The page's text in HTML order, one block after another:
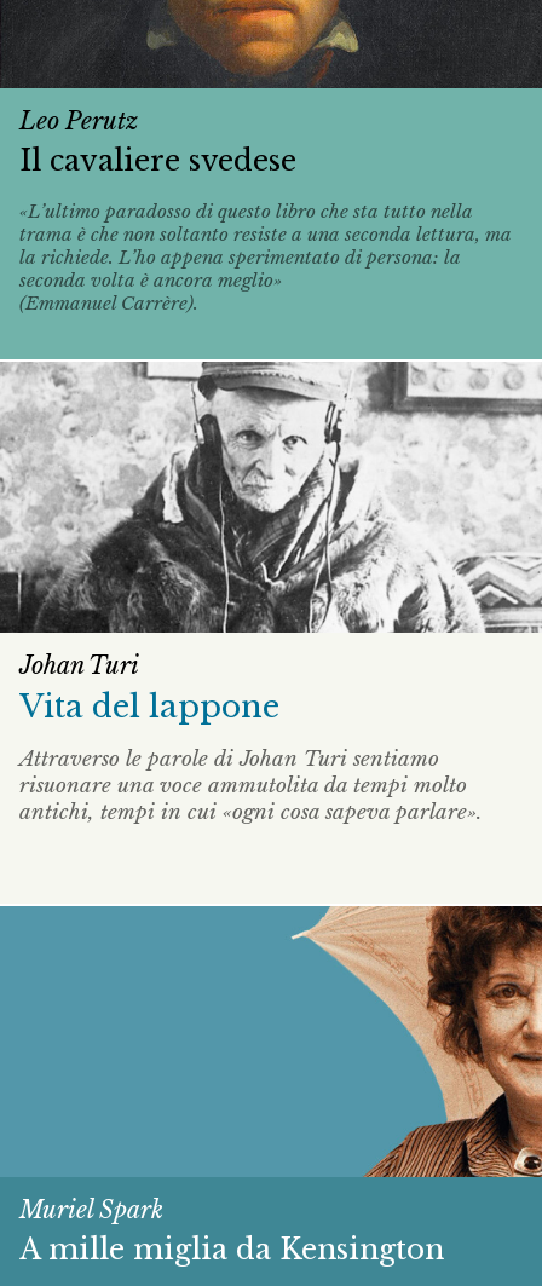
Leo Perutz
Il cavaliere svedese
«L’ultimo paradosso di questo libro che sta tutto nella
trama è che non soltanto resiste a una seconda lettura, ma
la richiede. L’ho appena sperimentato di persona: la
seconda volta è ancora meglio»
(Emmanuel Carrère).
Johan Turi
Vita del lappone
Attraverso le parole di Johan Turi sentiamo
risuonare una voce ammutolita da tempi molto
antichi, tempi in cui «ogni cosa sapeva parlare».
Muriel Spark
A mille miglia da Kensington